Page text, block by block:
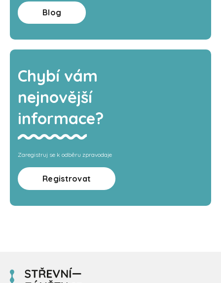
Blog
Chybí vám
nejnovější
informace?
Zaregistruj se k odběru zpravodaje
Registrovat